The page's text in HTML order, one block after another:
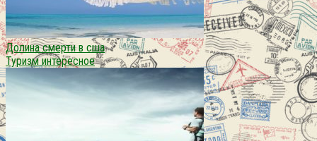
Долина смерти в сша
Туризм интересное